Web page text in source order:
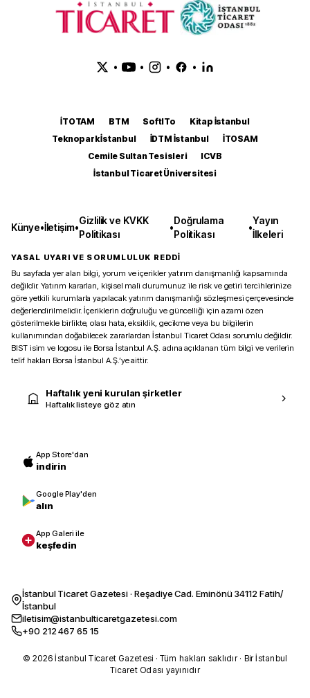
• • • •
İTOTAM BTM SoftITo
Kitap İstanbul
Teknopark İstanbul
İDTM İstanbul
İTOSAM
Cemile Sultan Tesisleri
ICVB
İstanbul Ticaret Üniversitesi
Künye•İletişim•
Gizlilik ve KVKK
Politikası
•
Doğrulama
Politikası
•
Yayın
İlkeleri
YASAL UYARI VE SORUMLULUK REDDİ
Bu sayfada yer alan bilgi, yorum ve içerikler yatırım danışmanlığı kapsamında
değildir. Yatırım kararları, kişisel mali durumunuz ile risk ve getiri tercihlerinize
göre yetkili kurumlarla yapılacak yatırım danışmanlığı sözleşmesi çerçevesinde
değerlendirilmelidir. İçeriklerin doğruluğu ve güncelliği için azami özen
gösterilmekle birlikte, olası hata, eksiklik, gecikme veya bu bilgilerin
kullanımından doğabilecek zararlardan İstanbul Ticaret Odası sorumlu değildir.
BIST isim ve logosu ile Borsa İstanbul A.Ş. adına açıklanan tüm bilgi ve verilerin
telif hakları Borsa İstanbul A.Ş.’ye aittir.
Haftalık yeni kurulan şirketler
Haftalık listeye göz atın
App Store'dan
indirin
Google Play'den
alın
App Galeri ile
keşfedin
İstanbul Ticaret Gazetesi · Reşadiye Cad. Eminönü 34112 Fatih/
İstanbul
iletisim@istanbulticaretgazetesi.com
+90 212 467 65 15
© 2026 İstanbul Ticaret Gazetesi · Tüm hakları saklıdır · Bir İstanbul
Ticaret Odası yayınıdır